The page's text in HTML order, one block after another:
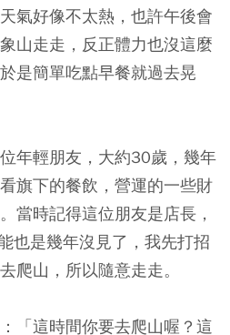
氣好像不太熱，也許午後會
山走走，反正體力也沒這麼
是簡單吃點早餐就過去晃
年輕朋友，大約30歲，幾年
旗下的餐飲，營運的一些財
當時記得這位朋友是店長，
也是幾年沒見了，我先打招
爬山，所以隨意走走。
「這時間你要去爬山喔？這